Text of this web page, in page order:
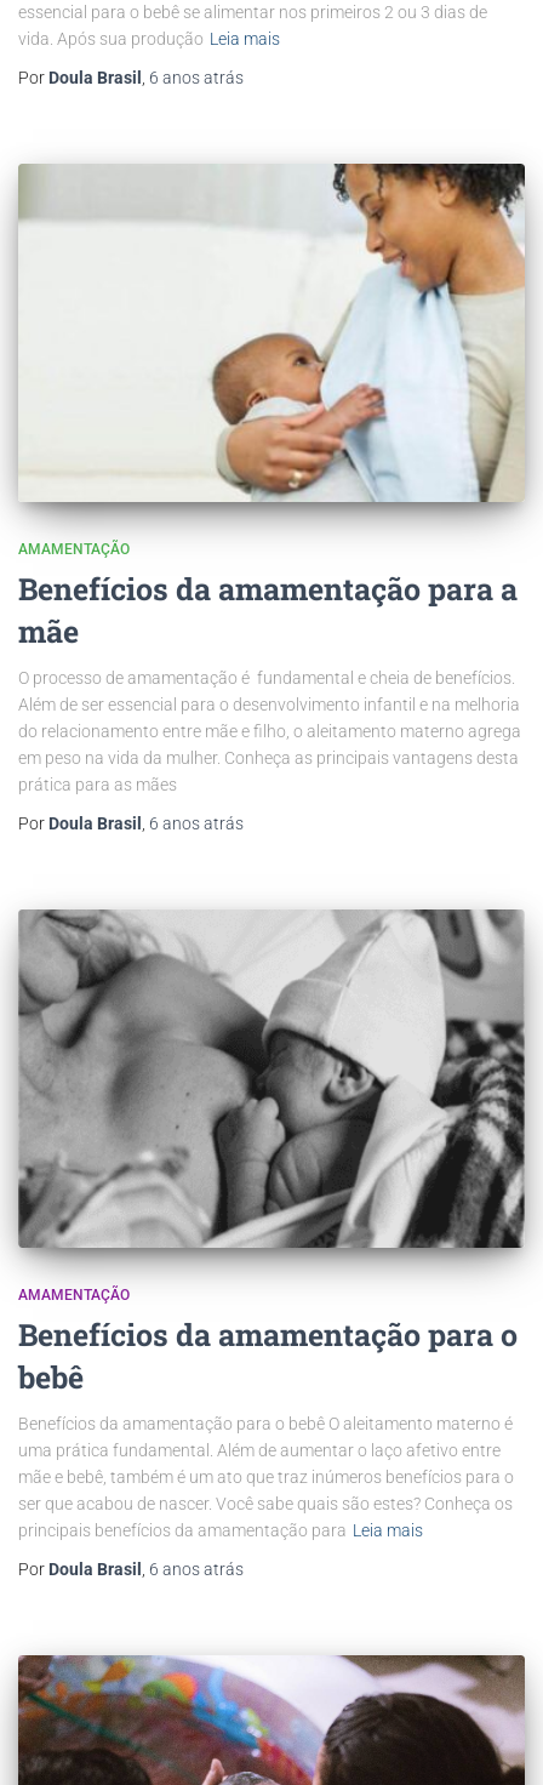
essencial para o bebê se alimentar nos primeiros 2 ou 3 dias de
vida. Após sua produção Leia mais
Por Doula Brasil , 6 anosatrás
AMAMENTAÇÃO
Benefícios da amamentação para a
mãe
O processo de amamentação é fundamental e cheia de benefícios.
Além de ser essencial para o desenvolvimento infantil e na melhoria
do relacionamento entre mãe e filho, o aleitamento materno agrega
em peso na vida da mulher. Conheça as principais vantagens desta
prática para as mães
Por Doula Brasil 6 anosatrás
AMAMENTAÇÃO
Benefícios da amamentação para o
bebê
Benefícios da amamentação para o bebê O aleitamento materno é
uma prática fundamental. Além de aumentar o laço afetivo entre
mãe e bebê, também é um ato que traz inúmeros benefícios para o
ser que acabou de nascer. Você sabe quais são estes? Conheça os
principais benefícios da amamentação para Leia mais
Por Doula Brasil 6 anosatrás